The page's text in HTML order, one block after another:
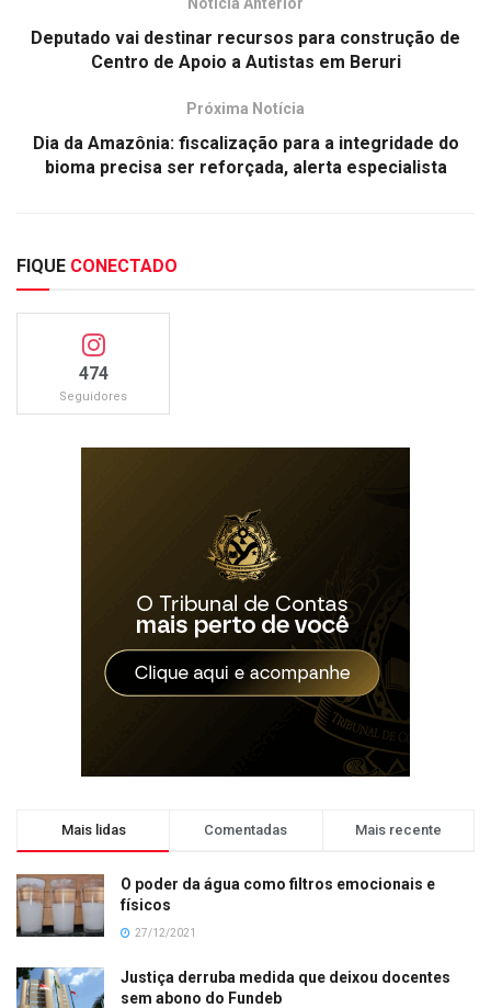
Deputado vai destinar recursos para construção de
Centro de Apoio a Autistas em Beruri
Próxima Notícia
Dia da Amazônia: fiscalização para a integridade do
bioma precisa ser reforçada, alerta especialista
FIQUE CONECTADO
474
Seguidores
Mais lidas Comentadas Mais recente
O poder da água como filtros emocionais e
físicos
27/12/2021
Justiça derruba medida que deixou docentes
sem abono do Fundeb